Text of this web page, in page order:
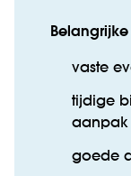
vaste
tijdige
aanpak
goede